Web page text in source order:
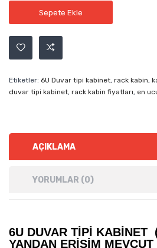
Sepete Ekle
Etiketler: 6U Duvar tipi kabinet, rack kabin,
duvar tipi kabinet, rack kabin fiyatları, en
AÇIKLAMA
YORUMLAR (0)
6U DUVAR TIPI KABINET
YANDAN ERIŞIM